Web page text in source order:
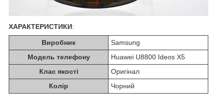
ХАРАКТЕРИСТИКИ:
Виробник
Samsung
Модель телефону
Huawei U8800 Ideos X5
Клас якості
Оригінал
Колір
Чорний